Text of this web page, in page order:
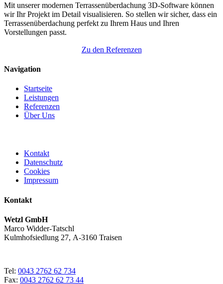
Mit unserer modernen Terrassenüberdachung 3D-Software können
wir Ihr Projekt im Detail visualisieren. So stellen wir sicher, dass ein
Terrassenüberdachung perfekt zu Ihrem Haus und Ihren
Vorstellungen passt.
Zu den Referenzen
Navigation
Startseite
Leistungen
Referenzen
Über Uns
Kontakt
Datenschutz
Cookies
Impressum
Kontakt
Wetzl GmbH
Marco Widder-Tatschl
Kulmhofsiedlung 27, A-3160 Traisen
Tel: 0043 2762 62 734
Fax: 0043 2762 62 73 44